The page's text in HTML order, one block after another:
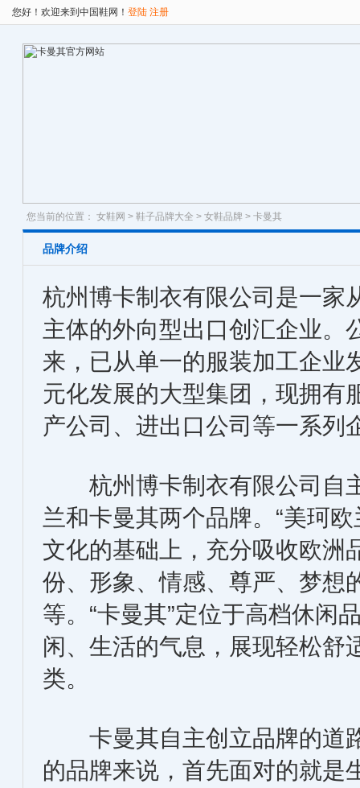
您好！欢迎来到中国鞋网！ 登陆 注册
您当前的位置： 女鞋网 > 鞋子品牌大全 > 女鞋品牌 > 卡曼其
品牌介绍
杭州博卡制衣有限公司是一家
主体的外向型出口创汇企业。
来，已从单一的服装加工企业
元化发展的大型集团，现拥有
产公司、进出口公司等一系列
杭州博卡制衣有限公司自
兰和卡曼其两个品牌。“美珂
文化的基础上，充分吸收欧洲
份、形象、情感、尊严、梦想
等。“卡曼其”定位于高档休闲
闲、生活的气息，展现轻松舒
类。
卡曼其自主创立品牌的道
的品牌来说，首先面对的就是